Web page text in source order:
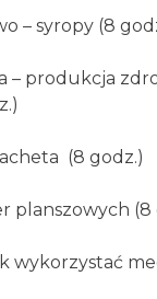
– syropy (8
produkcja
(8 godz.)
(8